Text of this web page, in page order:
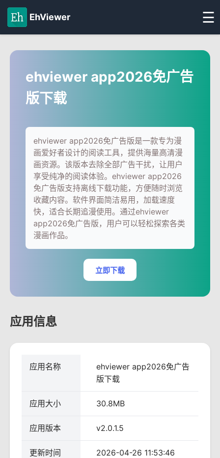
EhViewer ☰
ehviewer app2026免广告
版下载
ehviewer app2026免广告版是一款专为漫
画爱好者设计的阅读工具，提供海量高清漫
画资源。该版本去除全部广告干扰，让用户
享受纯净的阅读体验。ehviewer app2026
免广告版支持离线下载功能，方便随时浏览
收藏内容。软件界面简洁易用，加载速度
快，适合长期追漫使用。通过ehviewer
app2026免广告版，用户可以轻松探索各类
漫画作品。
立即下载
应用信息
应用名称
ehviewer app2026免广告
版下载
应用大小 30.8MB
应用版本 v2.0.1.5
更新时间 2026-04-26 11:53:46